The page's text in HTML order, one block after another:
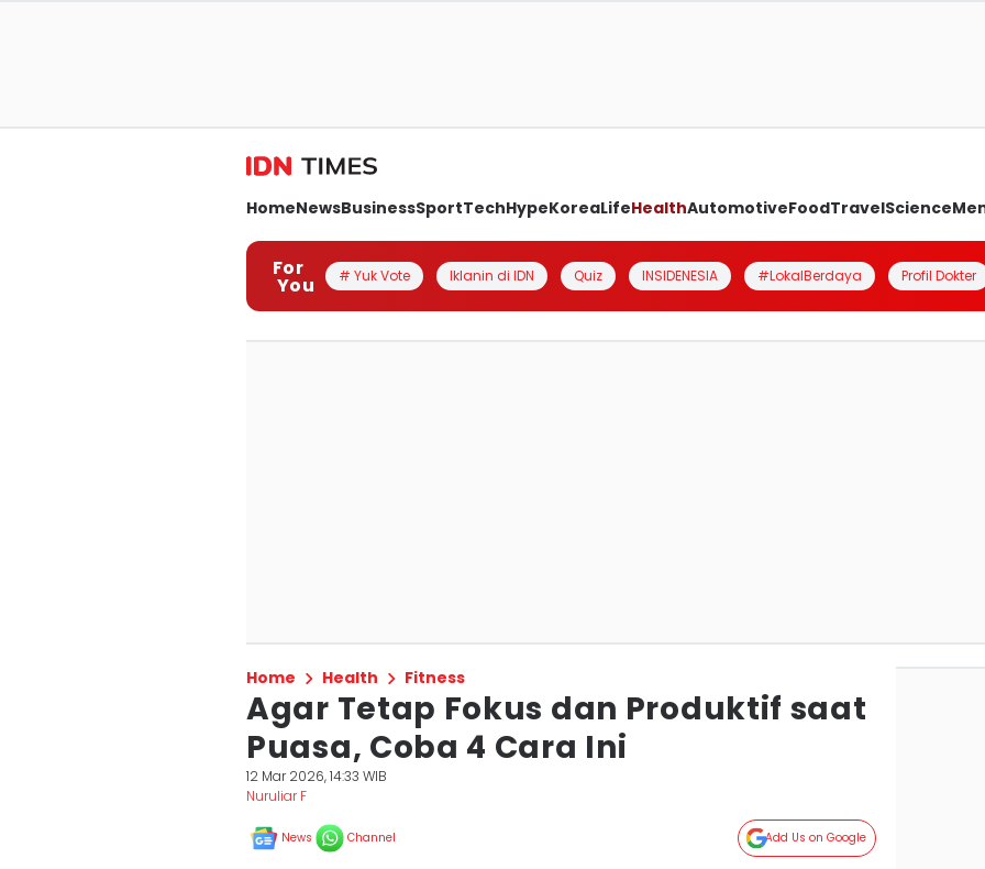
HomeNewsBusinessSportTechHypeKoreaLifeHealthAutomotiveFoodTravelScience
For
You # Yuk Vote Iklanin di IDN Quiz INSIDENESIA #LokalBerdaya Profil Dokter
Home Health Fitness
Agar Tetap Fokus dan Produktif saat
Puasa, Coba 4 Cara Ini
12 Mar 2026, 14:33 WIB
Nuruliar F
News Channel Add Us on Google